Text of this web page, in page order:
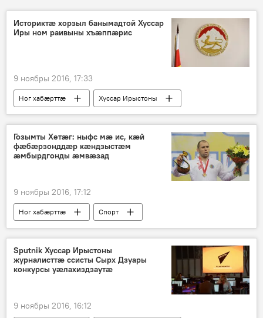
Историктӕ хорзыл банымадтой Хуссар
Иры ном раивыны хъӕппӕрис
9 ноябры 2016, 17:33
Ног хабӕрттӕ Хуссар Ирыстоны
Гозымты Хетӕг: ныфс мӕ ис, кӕй
фӕбӕрзонддӕр кӕндзыстӕм
ӕмбырдгонды ӕмвӕзад
9 ноябры 2016, 17:12
Ног хабӕрттӕ
Спорт
Цӕгат Ирыстон
Sputnik Хуссар Ирыстоны
журналисттӕ ссисты Сырх Дзуары
конкурсы уӕлахиздзаутӕ
9 ноябры 2016, 16:12